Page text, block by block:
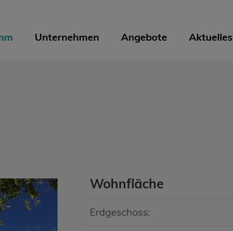
Unternehmen Angebote Aktuelles
Wohnfläche
Erdgeschoss: